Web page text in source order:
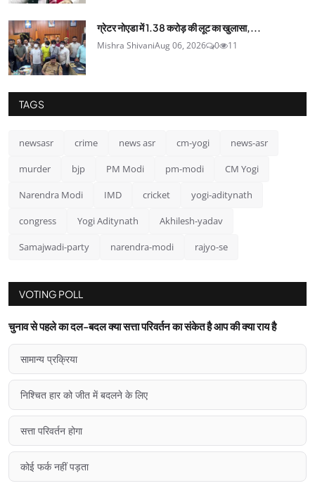
ग्रेटर नोएडा में 1.38 करोड़ की लूट का खुलासा,...
Mishra ShivaniAug 06, 2026 0 11
TAGS
newsasr crime news asr cm-yogi news-asr
murder bjp PM Modi pm-modi CM Yogi
Narendra Modi IMD cricket yogi-aditynath
congress Yogi Aditynath Akhilesh-yadav
Samajwadi-party narendra-modi rajyo-se
VOTING POLL
चुनाव से पहले का दल-बदल क्या सत्ता परिवर्तन का संकेत है आप की क्या राय है
सामान्य प्रक्रिया
निश्चित हार को जीत में बदलने के लिए
सत्ता परिवर्तन होगा
कोई फर्क नहीं पड़ता